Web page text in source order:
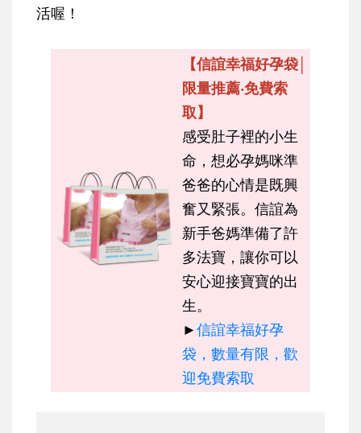
活喔！
【信誼幸福好孕袋│
限量推薦‧免費索
取】
感受肚子裡的小生
命，想必孕媽咪準
爸爸的心情是既興
奮又緊張。信誼為
新手爸媽準備了許
多法寶，讓你可以
安心迎接寶寶的出
生。
►信誼幸福好孕
袋，數量有限，歡
迎免費索取